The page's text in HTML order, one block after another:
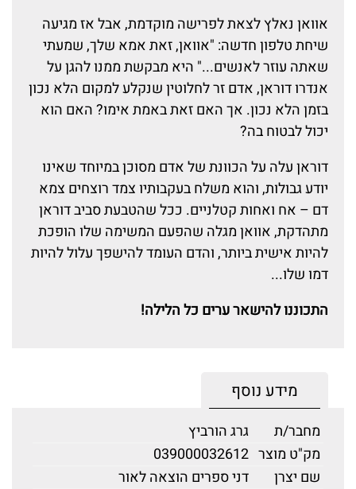
אוואן נאלץ לצאת לפרישה מוקדמת, אבל אז מגיעה
שיחת טלפון חדשה: "אוואן, זאת אמא שלך, שמעתי
שאתה עוזר לאנשים..." היא מבקשת ממנו להגן על
אנדרו דוראן, אדם זר לחלוטין שנקלע למקום הלא נכון
בזמן הלא נכון. אך האם זאת באמת אימו? האם הוא
יכול לבטוח בה?
דוראן עלה על הכוונת של אדם מסוכן במיוחד שאינו
יודע גבולות, והוא משלח בעקבותיו צמד רוצחים צמא
דם – אח ואחות קטלניים. ככל שהטבעת סביב דוראן
מתהדקת, אוואן מגלה שהפעם המשימה שלו הופכת
להיות אישית ביותר, והדם העומד להישפך עלול להיות
דמו שלו...
התכוננו להישאר ערים כל הלילה!
מידע נוסף
מחבר/ת
גרג הורביץ
מק"ט מוצר 039000032612
שם יצרן
דני ספרים הוצאה לאור